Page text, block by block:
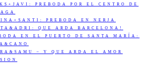
PREBODA POR EL CENTRO DE
PREBODA EN NERJA
QUE ARDA BARCELONA!
EN EL PUERTO DE SANTA MARÍA:
– Y QUE ARDA EL AMOR